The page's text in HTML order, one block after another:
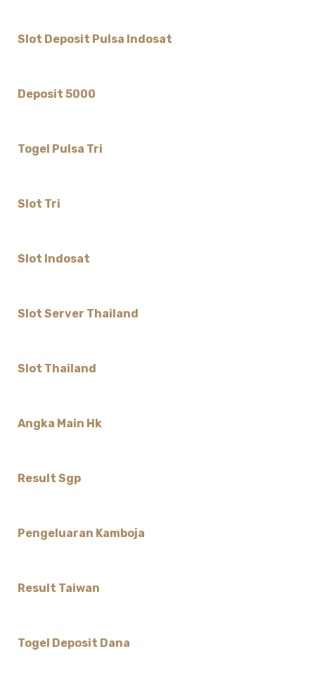
Slot Deposit Pulsa Indosat
Deposit 5000
Togel Pulsa Tri
Slot Tri
Slot Indosat
Slot Server Thailand
Slot Thailand
Angka Main Hk
Result Sgp
Pengeluaran Kamboja
Result Taiwan
Togel Deposit Dana